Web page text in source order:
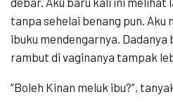
tanpa sehelai benang pun. Aku
ibuku mendengarnya.
rambut di vaginanya tampak
“Boleh Kinan meluk ibu?”,